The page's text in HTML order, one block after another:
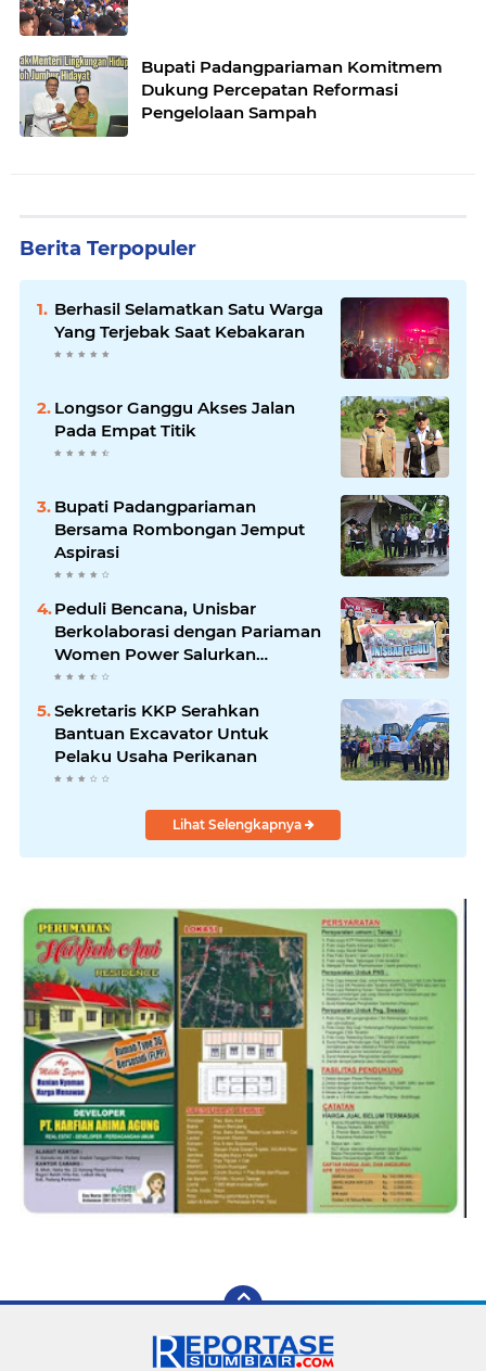
Bupati Padangpariaman Komitmem
Dukung Percepatan Reformasi
Pengelolaan Sampah
Berita Terpopuler
Berhasil Selamatkan Satu Warga
Yang Terjebak Saat Kebakaran
Longsor Ganggu Akses Jalan
Pada Empat Titik
Bupati Padangpariaman
Bersama Rombongan Jemput
Aspirasi
Peduli Bencana, Unisbar
Berkolaborasi dengan Pariaman
Women Power Salurkan
Bantuan untuk Korban Banjir di
Padang
Sekretaris KKP Serahkan
Bantuan Excavator Untuk
Pelaku Usaha Perikanan
Lihat Selengkapnya